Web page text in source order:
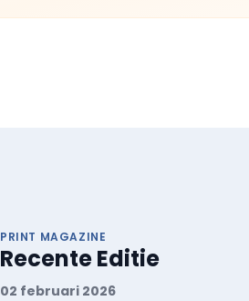
PRINT MAGAZINE
Recente Editie
02 februari 2026